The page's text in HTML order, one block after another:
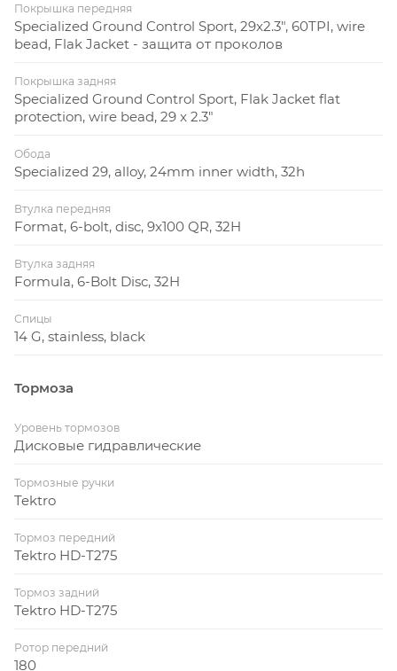
Покрышка передняя
Specialized Ground Control Sport, 29x2.3", 60TPI, wire
bead, Flak Jacket - защита от проколов
Покрышка задняя
Specialized Ground Control Sport, Flak Jacket flat
protection, wire bead, 29 x 2.3"
Обода
Specialized 29, alloy, 24mm inner width, 32h
Втулка передняя
Format, 6-bolt, disc, 9x100 QR, 32H
Втулка задняя
Formula, 6-Bolt Disc, 32H
Спицы
14 G, stainless, black
Тормоза
Уровень тормозов
Дисковые гидравлические
Тормозные ручки
Tektro
Тормоз передний
Tektro HD-T275
Тормоз задний
Tektro HD-T275
Ротор передний
180